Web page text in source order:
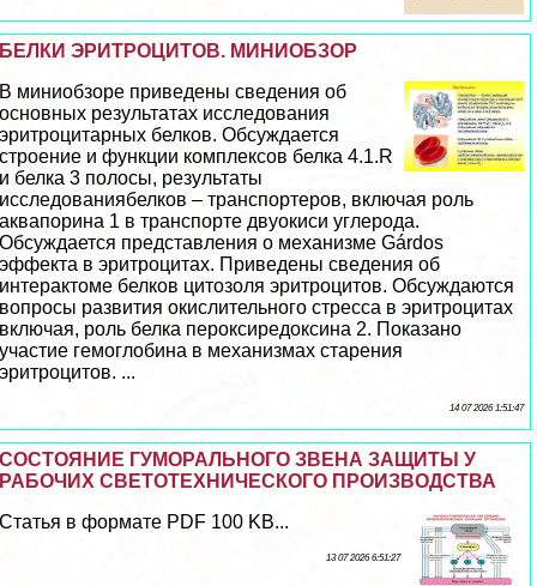
БЕЛКИ ЭРИТРОЦИТОВ. МИНИОБЗОР
В миниобзоре приведены сведения об
основных результатах исследования
эритроцитарных белков. Обсуждается
строение и функции комплексов белка 4.1.R
и белка 3 полосы, результаты
исследованиябелков – трaнcпортеров, включая роль
аквапорина 1 в трaнcпорте двуокиси углерода.
Обсуждается представления о механизме Gárdos
эффекта в эритроцитах. Приведены сведения об
интеpaктоме белков цитозоля эритроцитов. Обсуждаются
вопросы развития окислительного стресса в эритроцитах
включая, роль белка пероксиредоксина 2. Показано
участие гемоглобина в механизмах старения
эритроцитов. ...
14 07 2026 1:51:47
СОСТОЯНИЕ ГУМОРАЛЬНОГО ЗВЕНА ЗАЩИТЫ У
РАБОЧИХ СВЕТОТЕХНИЧЕСКОГО ПРОИЗВОДСТВА
Статья в формате PDF 100 KB...
13 07 2026 6:51:27